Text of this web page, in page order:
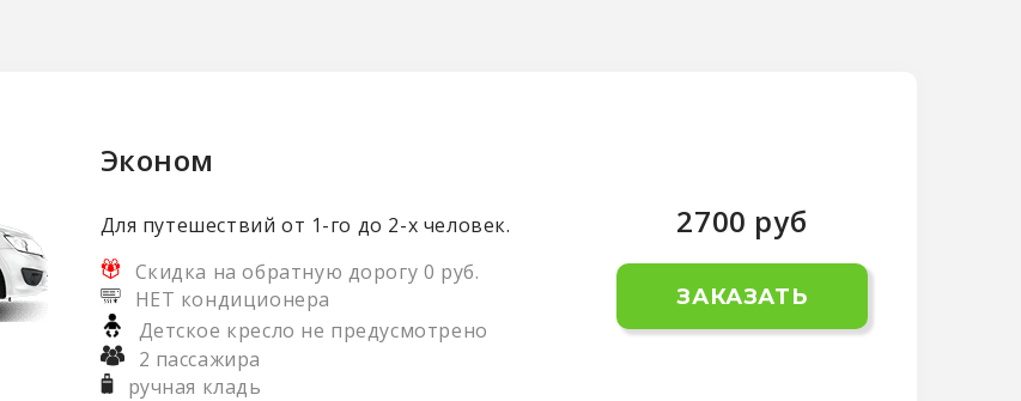
Эконом
Для путешествий от 1-го до 2-х человек.
Скидка на обратную дорогу 0 руб.
НЕТ кондиционера
Детское кресло не предусмотрено
2 пассажира
ручная кладь
2700 руб
ЗАКАЗАТЬ